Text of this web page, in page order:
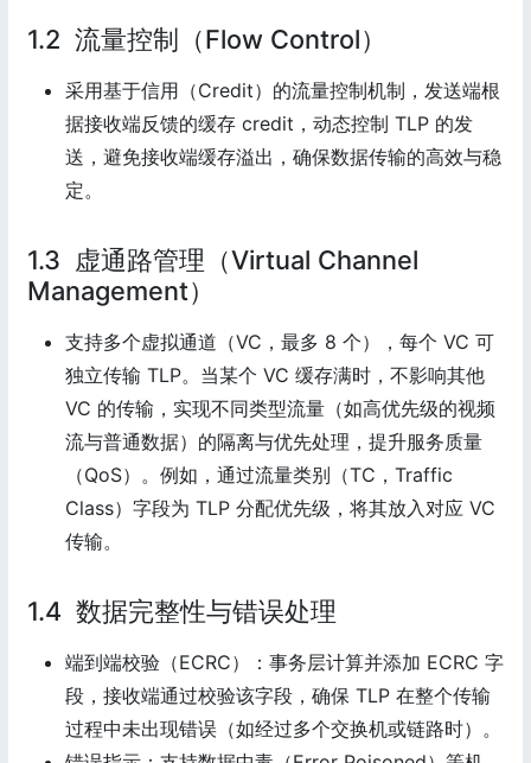
1.2 流量控制（Flow Control）
采用基于信用（Credit）的流量控制机制，发送端根
据接收端反馈的缓存 credit，动态控制 TLP 的发
送，避免接收端缓存溢出，确保数据传输的高效与稳
定。
1.3 虚通路管理（Virtual Channel
Management）
支持多个虚拟通道（VC，最多 8 个），每个 VC 可
独立传输 TLP。当某个 VC 缓存满时，不影响其他
VC 的传输，实现不同类型流量（如高优先级的视频
流与普通数据）的隔离与优先处理，提升服务质量
（QoS）。例如，通过流量类别（TC，Traffic
Class）字段为 TLP 分配优先级，将其放入对应 VC
传输。
1.4 数据完整性与错误处理
端到端校验（ECRC）：事务层计算并添加 ECRC 字
段，接收端通过校验该字段，确保 TLP 在整个传输
过程中未出现错误（如经过多个交换机或链路时）。